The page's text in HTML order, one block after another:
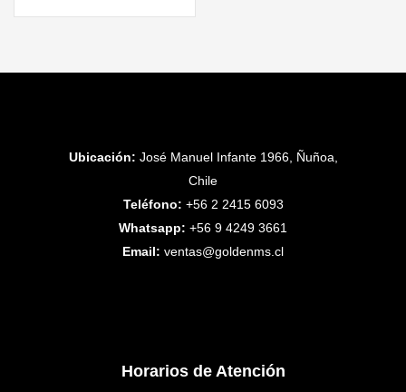
Ubicación: José Manuel Infante 1966, Ñuñoa,
Chile
Teléfono: +56 2 2415 6093
Whatsapp: +56 9 4249 3661
Email: ventas@goldenms.cl
Horarios de Atención